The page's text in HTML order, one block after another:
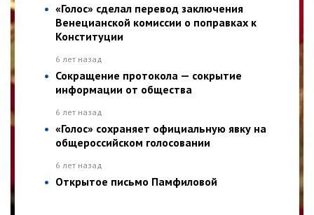
«Голос» сделал перевод заключения
Венецианской комиссии о поправках к
Конституции
6 лет назад
Сокращение протокола — сокрытие
информации от общества
6 лет назад
«Голос» сохраняет официальную явку на
общероссийском голосовании
6 лет назад
Открытое письмо Памфиловой